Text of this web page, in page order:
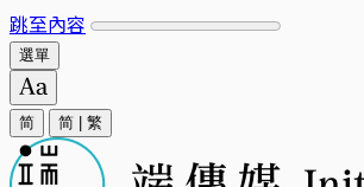
跳至內容
選單
简 简 繁